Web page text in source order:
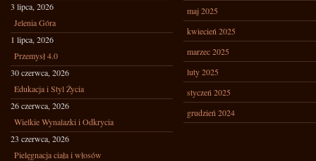
3 lipca, 2026
Jelenia Góra
1 lipca, 2026
Przemysł 4.0
30 czerwca, 2026
Edukacja i Styl Życia
26 czerwca, 2026
Wielkie Wynalazki i Odkrycia
23 czerwca, 2026
Pielęgnacja ciała i włosów
maj 2025
kwiecień 2025
marzec 2025
luty 2025
styczeń 2025
grudzień 2024